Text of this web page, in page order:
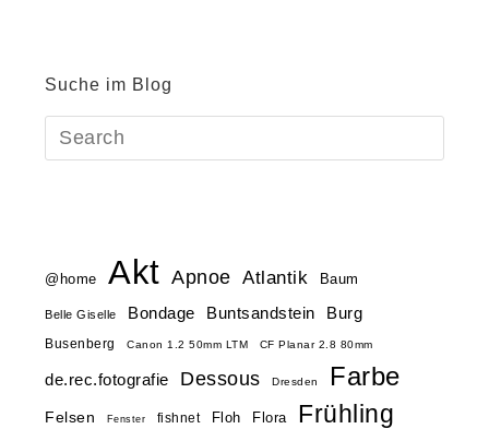
Suche im Blog
@home Akt Apnoe Atlantik Baum
Belle Giselle Bondage Buntsandstein Burg
Busenberg Canon 1.2 50mm LTM CF Planar 2.8 80mm
de.rec.fotografie Dessous Dresden Farbe
Felsen Fenster fishnet Floh Flora Frühling